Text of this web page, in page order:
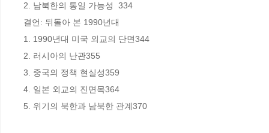
2. 남북한의 통일 가능성  334
결언: 뒤돌아 본 1990년대
1. 1990년대 미국 외교의 단면344
2. 러시아의 난관355
3. 중국의 정책 현실성359
4. 일본 외교의 진면목364
5. 위기의 북한과 남북한 관계370